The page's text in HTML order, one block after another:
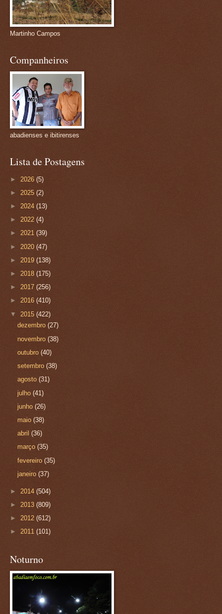
Martinho Campos
Companheiros
abadienses e ibitirenses
Lista de Postagens
► 2026 (5)
► 2025 (2)
► 2024 (13)
► 2022 (4)
► 2021 (39)
► 2020 (47)
► 2019 (138)
► 2018 (175)
► 2017 (256)
► 2016 (410)
▼ 2015 (422)
dezembro(27)
novembro(38)
outubro(40)
setembro(38)
agosto(31)
julho(41)
junho(26)
maio(38)
abril(36)
março(35)
fevereiro(35)
janeiro(37)
► 2014 (504)
► 2013 (809)
► 2012 (612)
► 2011 (101)
Noturno